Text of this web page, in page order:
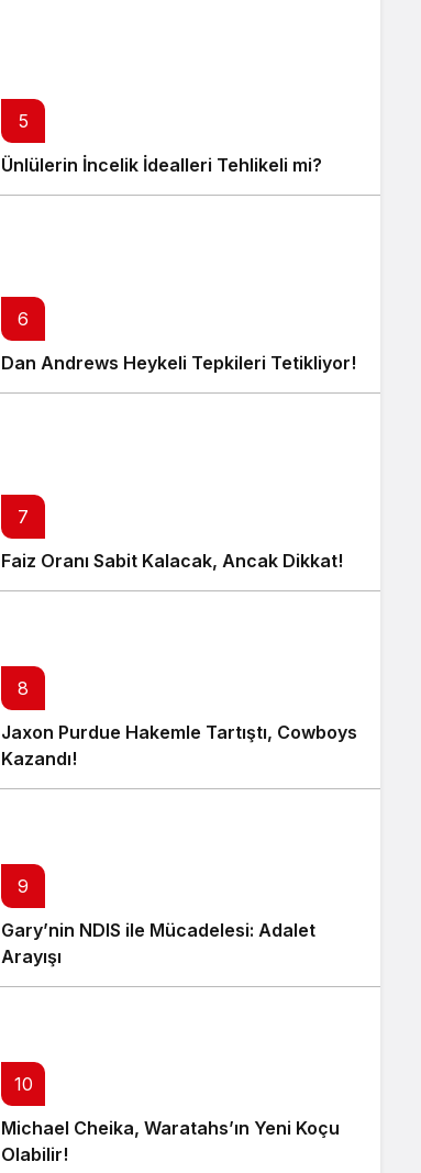
5
Ünlülerin İncelik İdealleri Tehlikeli mi?
6
Dan Andrews Heykeli Tepkileri Tetikliyor!
7
Faiz Oranı Sabit Kalacak, Ancak Dikkat!
8
Jaxon Purdue Hakemle Tartıştı, Cowboys
Kazandı!
9
Gary’nin NDIS ile Mücadelesi: Adalet
Arayışı
10
Michael Cheika, Waratahs’ın Yeni Koçu
Olabilir!